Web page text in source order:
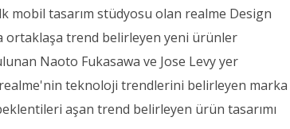
mobil tasarım stüdyosu olan realme Design
ortaklaşa trend belirleyen yeni ürünler
Naoto Fukasawa ve Jose Levy yer
realme'nin teknoloji trendlerini belirleyen marka
aşan trend belirleyen ürün tasarımı